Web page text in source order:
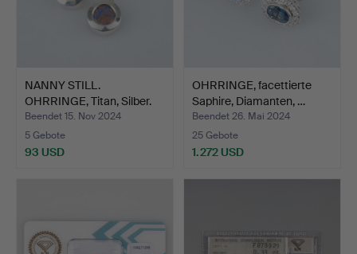
NANNY STILL.
OHRRINGE, Titan, Silber.
Beendet 15. Nov 2024
5 Gebote
93 USD
OHRRINGE, facettierte
Saphire, Diamanten, …
Beendet 26. Mai 2024
25 Gebote
1.272 USD